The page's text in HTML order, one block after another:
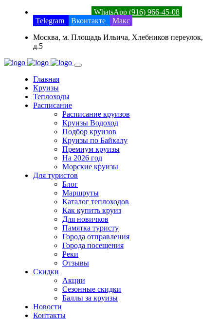
WhatsApp (916) 966-45-08
Telegram
Вконтакте
Макс
Москва, м. Площадь Ильича, Хлебников переулок,
д.5
Главная
Круизы
Теплоходы
Расписание
Расписание круизов
Круизы Водоход
Подбор круизов
Круизы по Байкалу
Премиум круизы
На 2026 год
Морские круизы
Для туристов
Блог
Маршруты
Каталог теплоходов
Как купить круиз
Для новичков
Памятка туристу
Города отправления
Города посещения
Реки
Отзывы
Скидки
Акции
Сезонные скидки
Баллы за круизы
Новости
Контакты